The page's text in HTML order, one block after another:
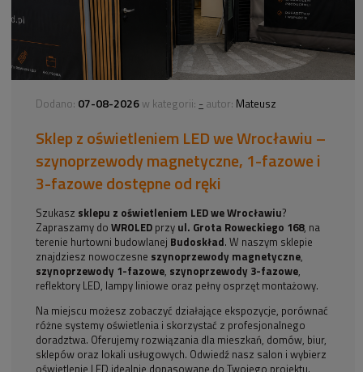
Dodano: 07-08-2026 w kategorii: - autor: Mateusz
Sklep z oświetleniem LED we Wrocławiu –
szynoprzewody magnetyczne, 1-fazowe i
3-fazowe dostępne od ręki
Szukasz sklepu z oświetleniem LED we Wrocławiu?
Zapraszamy doWROLED przy ul. Grota Roweckiego 168, na
terenie hurtowni budowlanej Budoskład. W naszym sklepie
znajdziesz nowoczesne szynoprzewody magnetyczne,
szynoprzewody 1-fazowe, szynoprzewody 3-fazowe,
reflektory LED, lampy liniowe oraz pełny osprzęt montażowy.
Na miejscu możesz zobaczyć działające ekspozycje, porównać
różne systemy oświetlenia i skorzystać z profesjonalnego
doradztwa. Oferujemy rozwiązania dla mieszkań, domów, biur,
sklepów oraz lokali usługowych. Odwiedź nasz salon i wybierz